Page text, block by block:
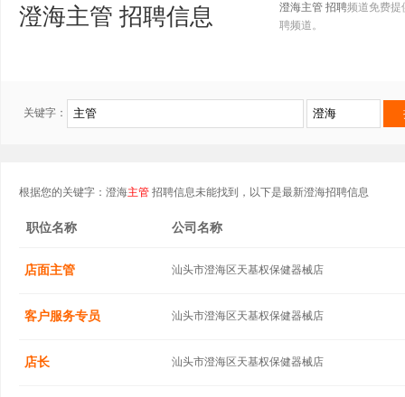
澄海主管 招聘信息 澄海主管 招聘频道免费提
聘频道。
关键字：
根据您的关键字：澄海主管 招聘信息未能找到，以下是最新澄海招聘信息
职位名称 公司名称
店面主管 汕头市澄海区天基权保健器械店
客户服务专员 汕头市澄海区天基权保健器械店
店长 汕头市澄海区天基权保健器械店